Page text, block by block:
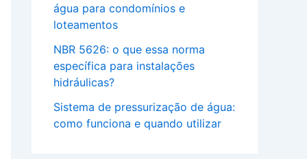
água para condomínios e
loteamentos
NBR 5626: o que essa norma
específica para instalações
hidráulicas?
Sistema de pressurização de água:
como funciona e quando utilizar